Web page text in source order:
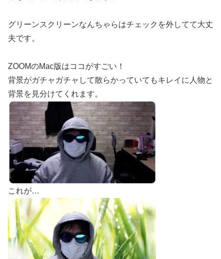
グリーンスクリーンなんちゃらはチェックを外してて大丈
夫です。
ZOOMのMac版はココがすごい！
背景がガチャガチャして散らかっていてもキレイに人物と
背景を見分けてくれます。
これが…